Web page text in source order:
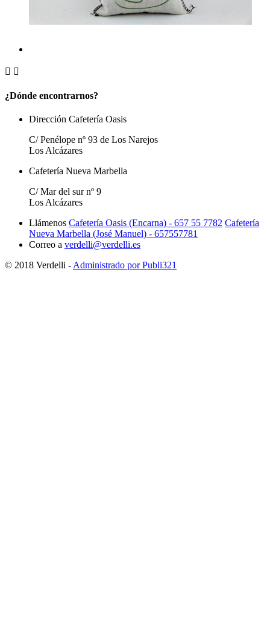
 
¿Dónde encontrarnos?
Dirección Cafetería Oasis
C/ Penélope nº 93 de Los Narejos
Los Alcázares
Cafetería Nueva Marbella
C/ Mar del sur nº 9
Los Alcázares
Llámenos Cafetería Oasis (Encarna) - 657 55 7782 Cafetería
Nueva Marbella (José Manuel) - 657557781
Correo a verdelli@verdelli.es
© 2018 Verdelli - Administrado por Publi321